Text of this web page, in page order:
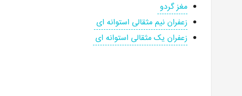
مغز گردو
زعفران نیم مثقالی استوانه ای
زعفران یک مثقالی استوانه ای